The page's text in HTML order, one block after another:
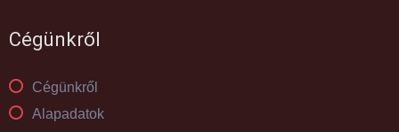
Cégünkről
Cégünkről
Alapadatok